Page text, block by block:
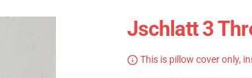
Jschlatt 3
This is pillow cover only,